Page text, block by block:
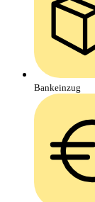
Bankeinzug